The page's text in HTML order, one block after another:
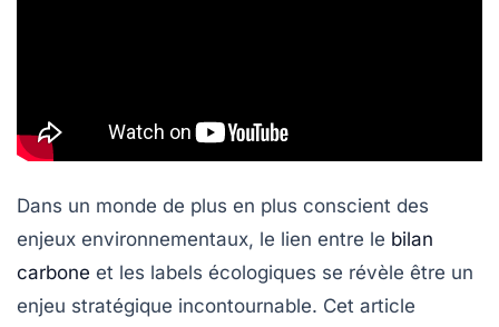
Dans un monde de plus en plus conscient des
enjeux environnementaux, le lien entre le bilan
carbone et les labels écologiques se révèle être un
enjeu stratégique incontournable. Cet article